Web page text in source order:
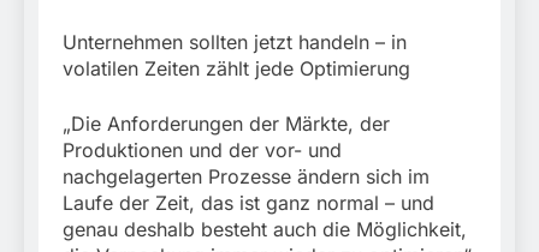
Unternehmen sollten jetzt handeln – in
volatilen Zeiten zählt jede Optimierung
„Die Anforderungen der Märkte, der
Produktionen und der vor- und
nachgelagerten Prozesse ändern sich im
Laufe der Zeit, das ist ganz normal – und
genau deshalb besteht auch die Möglichkeit,